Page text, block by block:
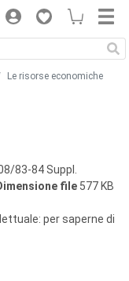
Le risorse economiche
83-84 Suppl.
file 577 KB
per saperne di